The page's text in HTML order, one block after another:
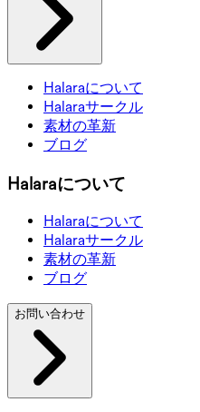
Halaraについて
Halaraサークル
素材の革新
ブログ
Halaraについて
Halaraについて
Halaraサークル
素材の革新
ブログ
お問い合わせ